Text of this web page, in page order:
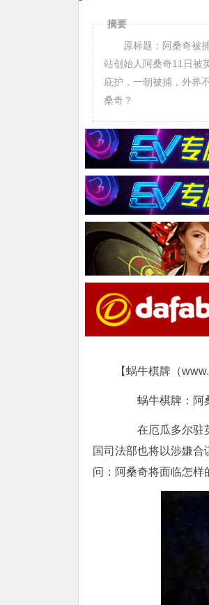
摘要
原标题：阿桑奇被捕
站创始人阿桑奇11日被
庇护，一朝被捕，外界
桑奇？
【蜗牛棋牌（
蜗牛棋牌：阿桑
在厄瓜多尔驻英
国司法部也将以涉嫌
问：阿桑奇将面临怎样